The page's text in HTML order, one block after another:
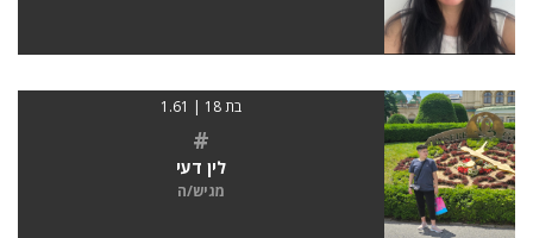
בת 18 | 1.61
#
לין דעי
מגיש/ה